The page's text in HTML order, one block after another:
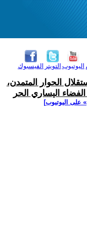
الفيسبوك التويتر اليوتيوب
الحوار المتمدن،
اليساري الحر
على اليوتيوب]